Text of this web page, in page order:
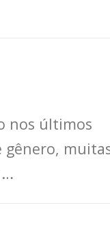
nos últimos
gênero,
…